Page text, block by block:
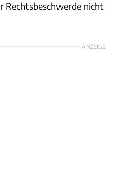
Rechtsbeschwerde nicht
ANZEIGE